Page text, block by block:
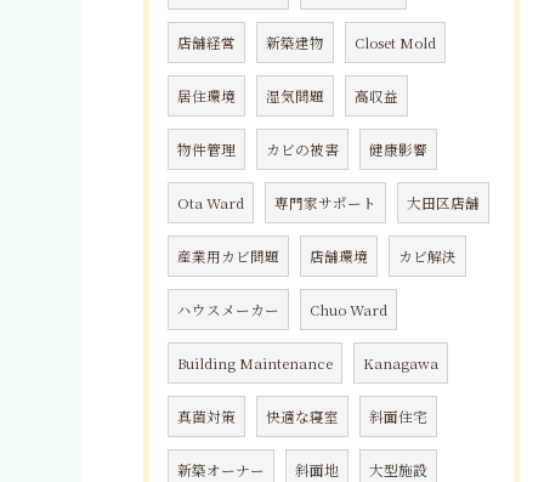
店舗経営 新築建物 Closet Mold
居住環境 湿気問題 高収益
物件管理 カビの被害 健康影響
Ota Ward 専門家サポート 大田区店舗
産業用カビ問題 店舗環境 カビ解決
ハウスメーカー Chuo Ward
Building Maintenance Kanagawa
真菌対策 快適な寝室 斜面住宅
新築オーナー 斜面地 大型施設